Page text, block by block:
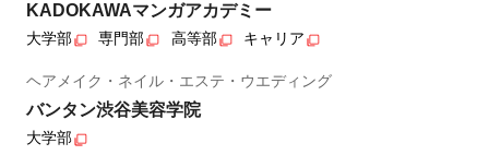
KADOKAWAマンガアカデミー
大学部 専門部 高等部 キャリア
ヘアメイク・ネイル・エステ・ウエディング
バンタン渋谷美容学院
大学部